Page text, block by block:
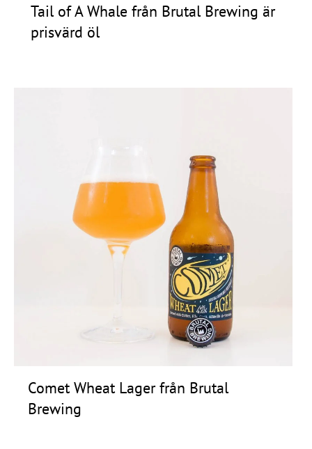
Tail of A Whale från Brutal Brewing är
prisvärd öl
Comet Wheat Lager från Brutal
Brewing